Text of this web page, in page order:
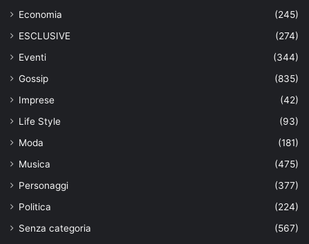
Economia
(245)
ESCLUSIVE
(274)
Eventi
(344)
Gossip
(835)
Imprese
(42)
Life Style
(93)
Moda
(181)
Musica
(475)
Personaggi
(377)
Politica
(224)
Senza categoria
(567)